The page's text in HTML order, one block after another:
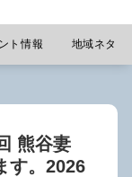
ト情報 地域ネタ
熊谷妻
す。2026